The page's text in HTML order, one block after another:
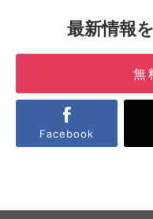
最新情報
無
Facebook